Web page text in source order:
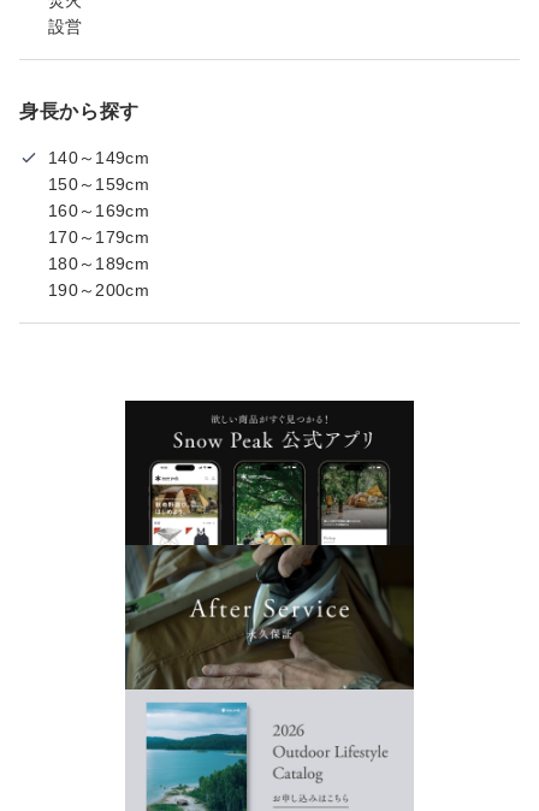
設営
身長から探す
140～149cm
150～159cm
160～169cm
170～179cm
180～189cm
190～200cm